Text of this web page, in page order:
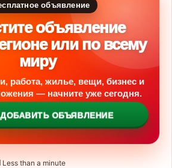
объявление
объявление
или по всему
миру
работа, жилье, вещи, бизнес и
— начните уже сегодня.
ДОБАВИТЬ ОБЪЯВЛЕНИЕ
Less than a minute